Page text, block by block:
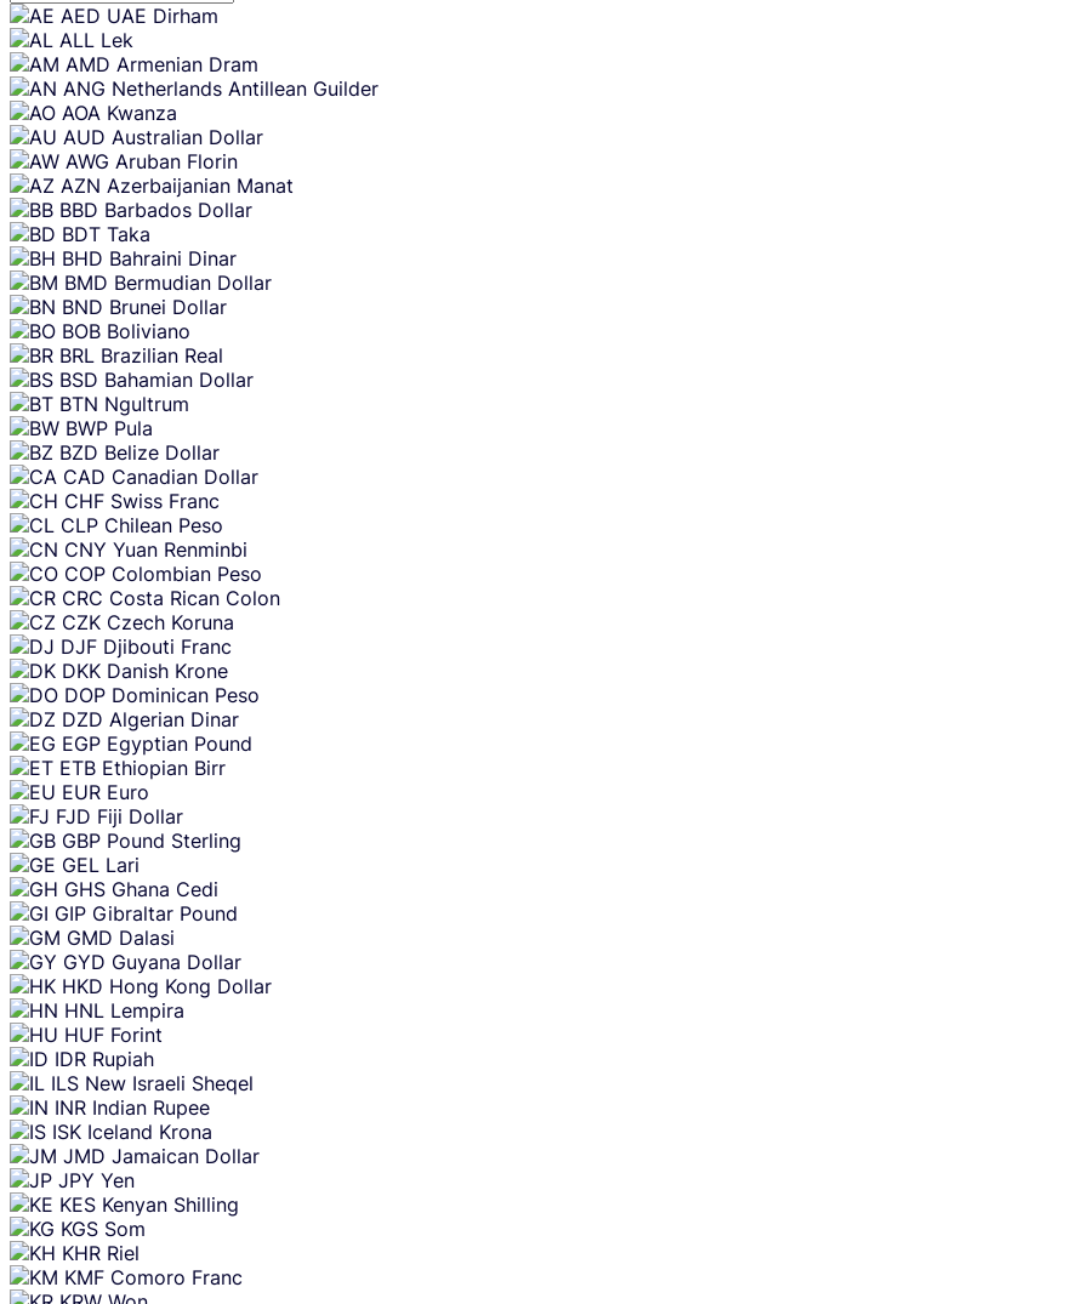
Skip
content
AED UAE Dirham
ALL Lek
AMD Armenian Dram
ANG Netherlands Antillean Guilder
AOA Kwanza
AUD Australian Dollar
AWG Aruban Florin
AZN Azerbaijanian Manat
BBD Barbados Dollar
BDT Taka
BHD Bahraini Dinar
BMD Bermudian Dollar
BND Brunei Dollar
BOB Boliviano
BRL Brazilian Real
BSD Bahamian Dollar
BTN Ngultrum
BWP Pula
BZD Belize Dollar
CAD Canadian Dollar
CHF Swiss Franc
CLP Chilean Peso
CNY Yuan Renminbi
COP Colombian Peso
CRC Costa Rican Colon
CZK Czech Koruna
DJF Djibouti Franc
DKK Danish Krone
DOP Dominican Peso
DZD Algerian Dinar
EGP Egyptian Pound
ETB Ethiopian Birr
EUR Euro
FJD Fiji Dollar
GBP Pound Sterling
GEL Lari
GHS Ghana Cedi
GIP Gibraltar Pound
GMD Dalasi
GYD Guyana Dollar
HKD Hong Kong Dollar
HNL Lempira
HUF Forint
IDR Rupiah
ILS New Israeli Sheqel
INR Indian Rupee
ISK Iceland Krona
JMD Jamaican Dollar
JPY Yen
KES Kenyan Shilling
KGS Som
KHR Riel
KMF Comoro Franc